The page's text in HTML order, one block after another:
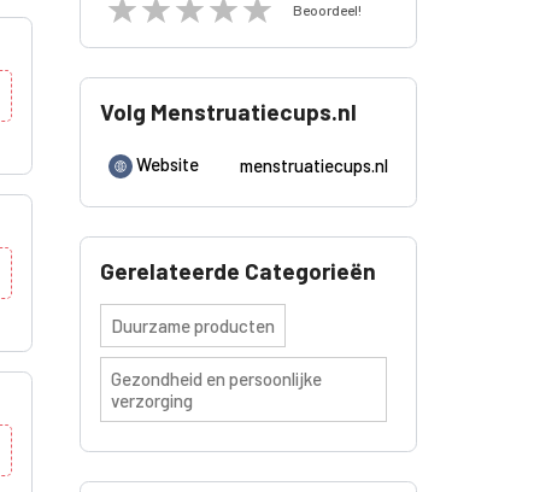
Beoordeel!
Volg Menstruatiecups.nl
Website menstruatiecups.nl
Gerelateerde Categorieën
Duurzame producten
Gezondheid en persoonlijke
verzorging